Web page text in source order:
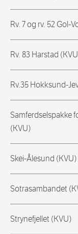
Rv. 7 og rv. 52 Gol-
Rv. 83 Harstad
Rv.35 Hokksund-
Samferdselspakke
(KVU)
Skei-Ålesund (KVU)
Sotrasambandet
Strynefjellet (KVU)